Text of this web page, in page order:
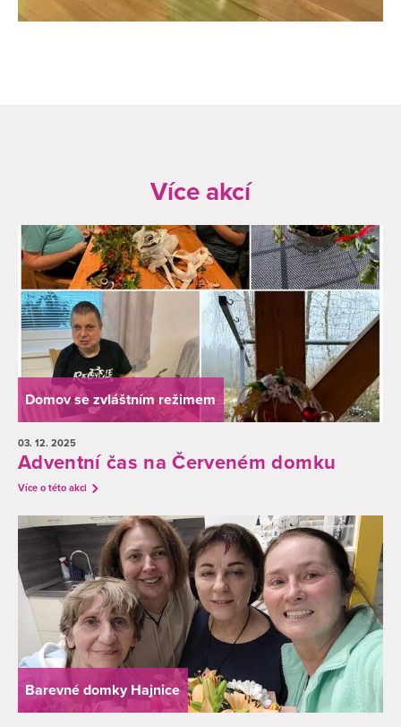
Více akcí
Domov se zvláštním režimem
03. 12. 2025
Adventní čas na Červeném domku
Více o této akci
Barevné domky Hajnice